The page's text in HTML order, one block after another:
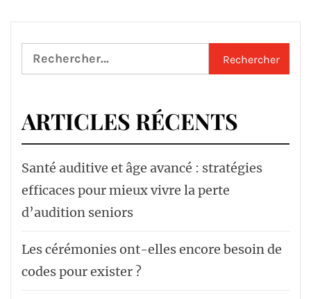
Rechercher :
ARTICLES RÉCENTS
Santé auditive et âge avancé : stratégies
efficaces pour mieux vivre la perte
d’audition seniors
Les cérémonies ont-elles encore besoin de
codes pour exister ?